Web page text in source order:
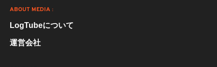
ABOUT MEDIA :
LogTubeについて
運営会社